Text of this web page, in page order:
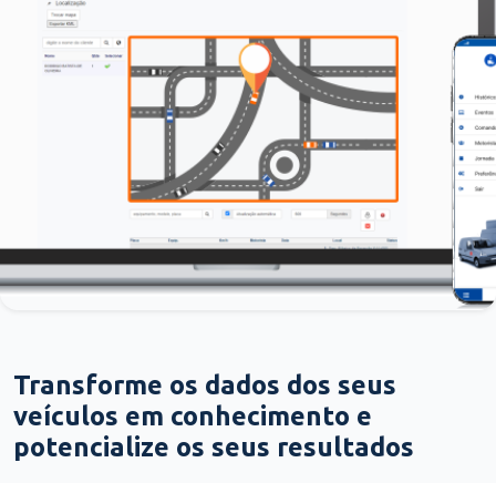
Transforme os dados dos seus
veículos em conhecimento e
potencialize os seus resultados